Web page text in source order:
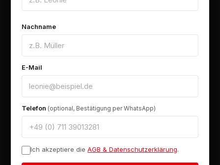
Nachname
E-Mail
Telefon (optional, Bestätigung per WhatsApp)
Ich akzeptiere die AGB & Datenschutzerklärung.